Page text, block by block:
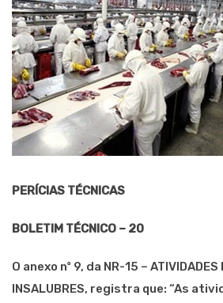
PERÍCIAS TÉCNICAS
BOLETIM TÉCNICO – 20
O anexo nº 9, da NR-15 – ATIVIDADES
INSALUBRES, registra que: “As